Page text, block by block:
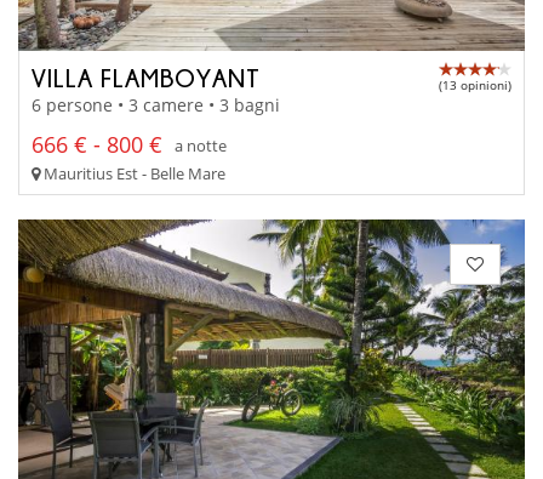
VILLA FLAMBOYANT (13 opinioni)
6 persone • 3 camere • 3 bagni
666 € - 800 €
a notte
Mauritius Est - Belle Mare